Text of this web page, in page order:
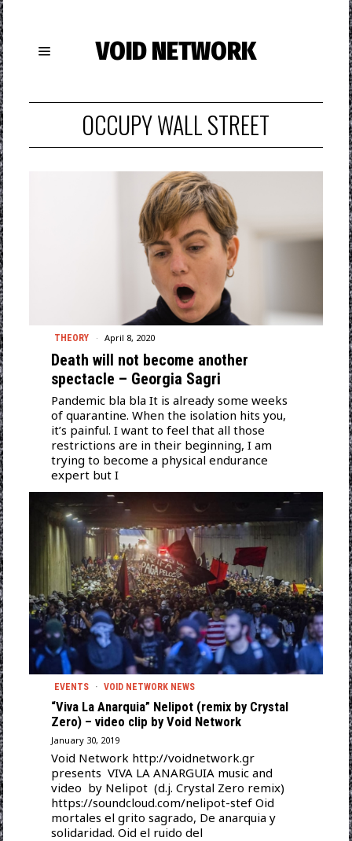
VOID NETWORK
OCCUPY WALL STREET
THEORY April 8, 2020
Death will not become another
spectacle – Georgia Sagri
Pandemic bla bla It is already some weeks
of quarantine. When the isolation hits you,
it’s painful. I want to feel that all those
restrictions are in their beginning, I am
trying to become a physical endurance
expert but I
EVENTS · VOID NETWORK NEWS
“Viva La Anarquia” Nelipot (remix by Crystal
Zero) – video clip by Void Network
January 30, 2019
Void Network http://voidnetwork.gr
presents VIVA LA ANARGUIA music and
video by Nelipot (d.j. Crystal Zero remix)
https://soundcloud.com/nelipot-stef Oid
mortales el grito sagrado, De anarquia y
solidaridad. Oid el ruido del